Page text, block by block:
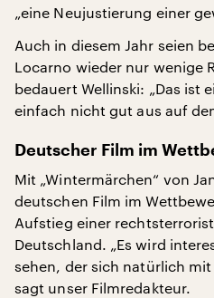
„eine Neujustierung einer
Auch in diesem Jahr seien
Locarno wieder nur wenige
bedauert Wellinski: „Das ist
einfach nicht gut aus auf
Deutscher Film im
Mit „Wintermärchen“ von
deutschen Film im
Aufstieg einer
Deutschland. „Es wird
sehen, der sich natürlich
sagt unser Filmredakteur.